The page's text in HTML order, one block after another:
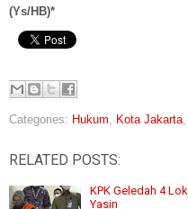
(Ys/HB)*
Categories: Hukum, Kota Jakarta,
RELATED POSTS:
KPK Geledah 4
Yasin